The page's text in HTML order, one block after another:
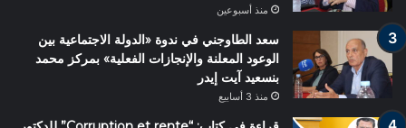
منذ أسبوعين
سعد الطاوجني في ندوة «الدولة الاجتماعية بين
الوعود المعلنة والإنجازات الفعلية» بمركز محمد
بنسعيد آيت إيدر
منذ 3 أسابيع